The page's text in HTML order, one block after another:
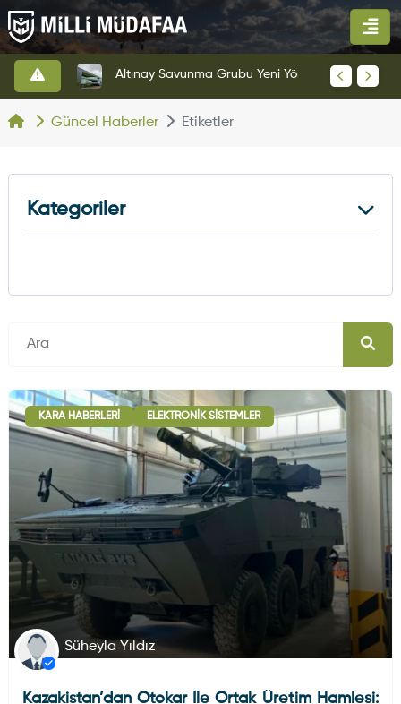
Güncel Haberler Etiketler
KARA HABERLERI ELEKTRONIK SISTEMLER
Süheyla Yıldız
Kazakistan’dan Otokar Ile Ortak Üretim Hamlesi:
Kategoriler
Deniz Haberleri 223
Uydu ve Uzay Haberi 44
Silah ve Mühimmatlar
Füze ve Roketler